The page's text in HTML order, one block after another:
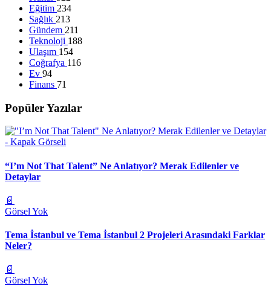
Eğitim 234
Sağlık 213
Gündem 211
Teknoloji 188
Ulaşım 154
Coğrafya 116
Ev 94
Finans 71
Popüler Yazılar
“I’m Not That Talent” Ne Anlatıyor? Merak Edilenler ve
Detaylar
📄
Görsel Yok
Tema İstanbul ve Tema İstanbul 2 Projeleri Arasındaki Farklar
Neler?
📄
Görsel Yok